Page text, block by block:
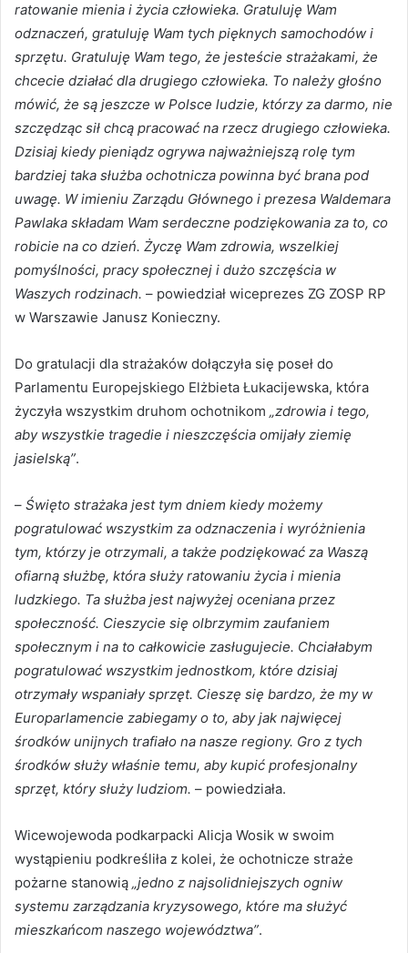
ratowanie mienia i życia człowieka. Gratuluję Wam
odznaczeń, gratuluję Wam tych pięknych samochodów i
sprzętu. Gratuluję Wam tego, że jesteście strażakami, że
chcecie działać dla drugiego człowieka. To należy głośno
mówić, że są jeszcze w Polsce ludzie, którzy za darmo, nie
szczędząc sił chcą pracować na rzecz drugiego człowieka.
Dzisiaj kiedy pieniądz ogrywa najważniejszą rolę tym
bardziej taka służba ochotnicza powinna być brana pod
uwagę. W imieniu Zarządu Głównego i prezesa Waldemara
Pawlaka składam Wam serdeczne podziękowania za to, co
robicie na co dzień. Życzę Wam zdrowia, wszelkiej
pomyślności, pracy społecznej i dużo szczęścia w
Waszych rodzinach. – powiedział wiceprezes ZG ZOSP RP
w Warszawie Janusz Konieczny.
Do gratulacji dla strażaków dołączyła się poseł do
Parlamentu Europejskiego Elżbieta Łukacijewska, która
życzyła wszystkim druhom ochotnikom „zdrowia i tego,
aby wszystkie tragedie i nieszczęścia omijały ziemię
jasielską”.
– Święto strażaka jest tym dniem kiedy możemy
pogratulować wszystkim za odznaczenia i wyróżnienia
tym, którzy je otrzymali, a także podziękować za Waszą
ofiarną służbę, która służy ratowaniu życia i mienia
ludzkiego. Ta służba jest najwyżej oceniana przez
społeczność. Cieszycie się olbrzymim zaufaniem
społecznym i na to całkowicie zasługujecie. Chciałabym
pogratulować wszystkim jednostkom, które dzisiaj
otrzymały wspaniały sprzęt. Cieszę się bardzo, że my w
Europarlamencie zabiegamy o to, aby jak najwięcej
środków unijnych trafiało na nasze regiony. Gro z tych
środków służy właśnie temu, aby kupić profesjonalny
sprzęt, który służy ludziom. – powiedziała.
Wicewojewoda podkarpacki Alicja Wosik w swoim
wystąpieniu podkreśliła z kolei, że ochotnicze straże
pożarne stanowią „jedno z najsolidniejszych ogniw
systemu zarządzania kryzysowego, które ma służyć
mieszkańcom naszego województwa”.